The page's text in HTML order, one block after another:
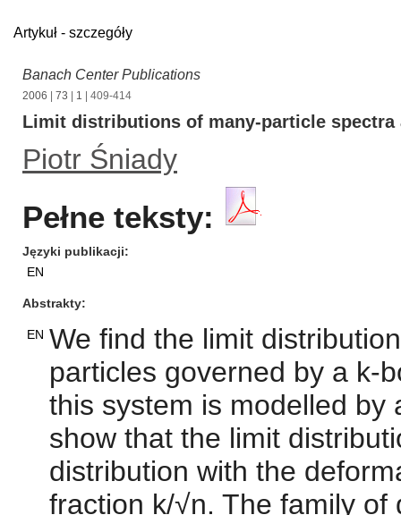
Artykuł - szczegóły
Banach Center Publications
2006 73 1 | 409-414
Limit distributions of many-particle spectra
Piotr Śniady
Pełne teksty:
Języki publikacji
EN
Abstrakty
EN We find the limit
particles governed by a k-
this system is modelled by
show that the limit
distribution with the
fraction k/√n. The family